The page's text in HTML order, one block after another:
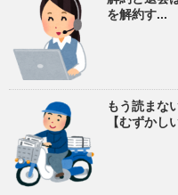
を解約す...
もう読まな
【むずかし